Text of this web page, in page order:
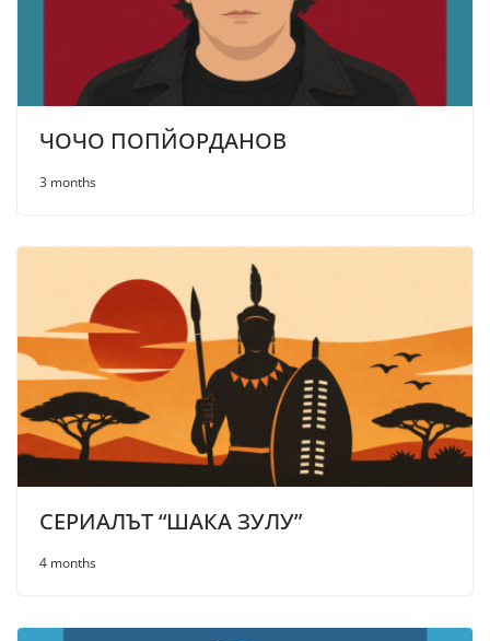
ЧОЧО ПОПЙОРДАНОВ
3 months
СЕРИАЛЪТ “ШАКА ЗУЛУ”
4 months